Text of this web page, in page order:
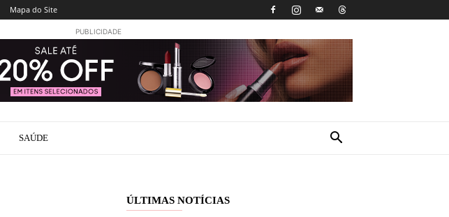
Mapa do Site
PUBLICIDADE
SAÚDE
ÚLTIMAS NOTÍCIAS